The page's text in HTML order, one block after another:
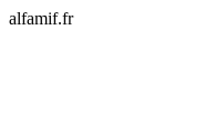
alfamif.fr